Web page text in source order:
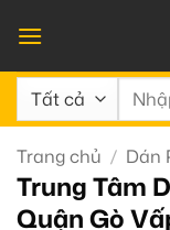
qua
nội
dung
Tìm
Trang chủ / Dán
Trung Tâm
Quận Gò